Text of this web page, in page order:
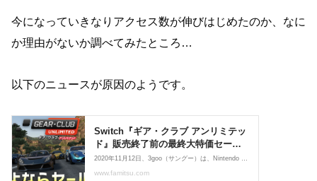
今になっていきなりアクセス数が伸びはじめたのか、なに
か理由がないか調べてみたところ…
以下のニュースが原因のようです。